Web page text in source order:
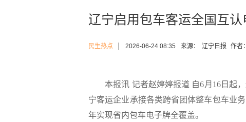
辽宁启用包车客运全国互
民生热点 2026-06-24 08:35 来源： 辽宁日报 作者：
本报讯 记者赵婷婷报道 自6月16日起，
宁客运企业承接各类跨省团体整车包车业
年实现省内包车电子牌全覆盖。